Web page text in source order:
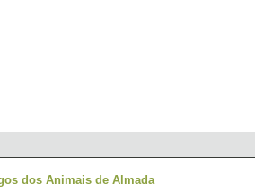
dos Animais de Almada